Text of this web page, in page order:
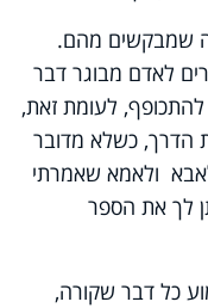
שמבקשים מהם.
לאדם מבוגר דבר
לעומת זאת,
הדרך, כשלא מדובר
ולאמא שאמרתי
לך את הספר
כל דבר שקורה,